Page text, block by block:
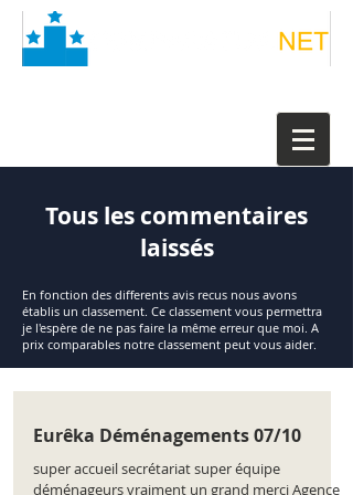
Tous les commentaires
laissés
En fonction des differents avis recus nous avons
établis un classement. Ce classement vous permettra
je l'espère de ne pas faire la même erreur que moi. A
prix comparables notre classement peut vous aider.
Eurêka Déménagements 07/10
super accueil secrétariat super équipe
déménageurs vraiment un grand merci Agence